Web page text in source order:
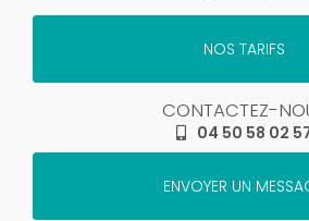
NOS TARIFS
CONTACTEZ-
04 50 58 02
ENVOYER UN